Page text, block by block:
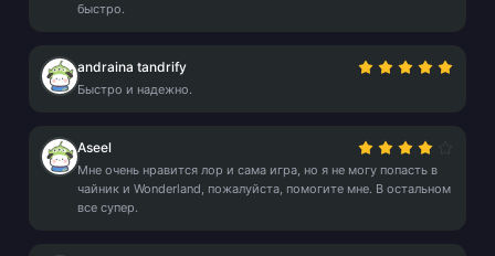
быстро.
andraina tandrify
Быстро и надежно.
Aseel
Мне очень нравится лор и сама игра, но я не могу попасть в
чайник и Wonderland, пожалуйста, помогите мне. В остальном
все супер.